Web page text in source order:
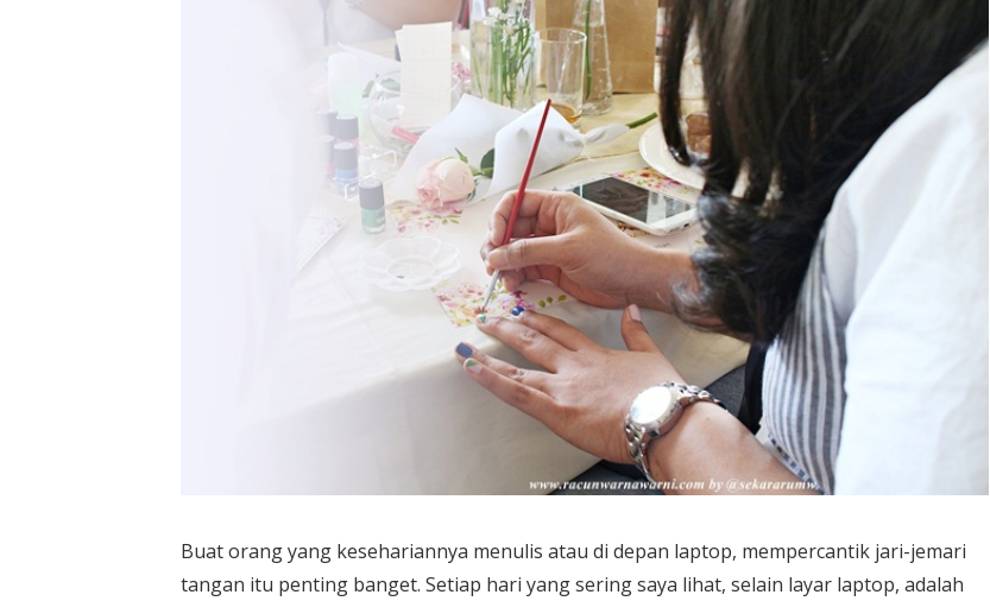
Buat orang yang kesehariannya menulis atau di depan laptop, mempercantik jari-jemari
tangan itu penting banget. Setiap hari yang sering saya lihat, selain layar laptop, adalah